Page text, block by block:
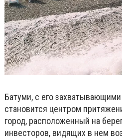
Батуми, с его
становится центром
город, расположенный на
инвесторов, видящих в нем